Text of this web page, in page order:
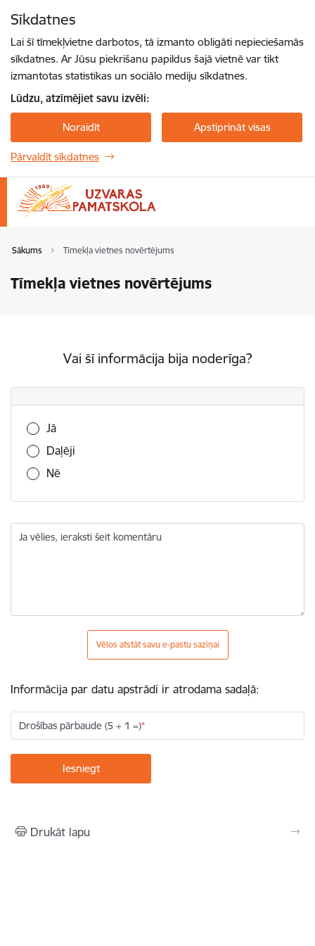
Sīkdatnes
Lai šī tīmekļvietne darbotos, tā izmanto obligāti nepieciešamās
sīkdatnes. Ar Jūsu piekrišanu papildus šajā vietnē var tikt
izmantotas statistikas un sociālo mediju sīkdatnes.
Lūdzu, atzīmējiet savu izvēli:
Noraidīt Apstiprināt visas
Pārvaldīt sīkdatnes
Sākums Tīmekļa vietnes novērtējums
Tīmekļa vietnes novērtējums
Vai šī informācija bija noderīga?
Vai šī informācija bija noderīga?
Jā
Daļēji
Nē
Ja vēlies, ieraksti šeit komentāru
Vēlos atstāt savu e-pastu saziņai
Informācija par datu apstrādi ir atrodama sadaļā:
Drošības pārbaude (5 + 1 =)
Drukāt lapu